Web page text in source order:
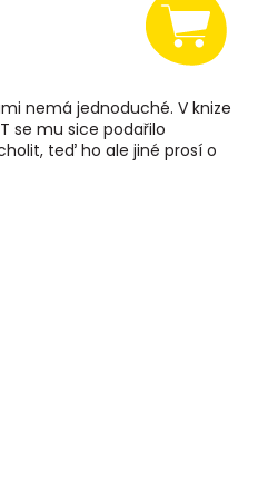
nemá jednoduché. V knize
se mu sice podařilo
teď ho ale jiné prosí o